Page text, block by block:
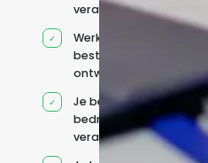
verantwoordelijkheden
Werkt binnen jouw
bestaande
ontwikkelteam
Je behoudt jouw
bedrijfs- en IT-
verantwoordelijkheden